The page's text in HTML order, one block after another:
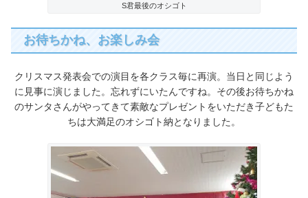
S君最後のオシゴト
お待ちかね、お楽しみ会
クリスマス発表会での演目を各クラス毎に再演。当日と同じよう
に見事に演じました。忘れずにいたんですね。その後お待ちかね
のサンタさんがやってきて素敵なプレゼントをいただき子どもた
ちは大満足のオシゴト納となりました。